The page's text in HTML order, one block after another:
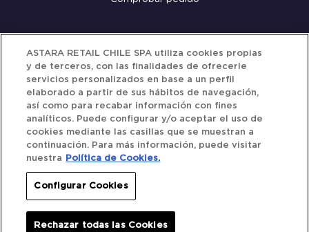
Servicio al cliente
Términos y Condiciones
Política de privacidad
Siguenos
Redes Sociales
ASTARA RETAIL CHILE SPA utiliza cookies propias
y de terceros, con las finalidades de ofrecerle
servicios personalizados en base a un perfil
elaborado a partir de sus hábitos de navegación,
así como para recabar información con fines
analíticos. Puede configurar y/o aceptar el uso de
cookies mediante las casillas que se muestran a
continuación. Para más información, puede visitar
nuestra
Política de Cookies.
Configurar Cookies
Rechazar todas las Cookies